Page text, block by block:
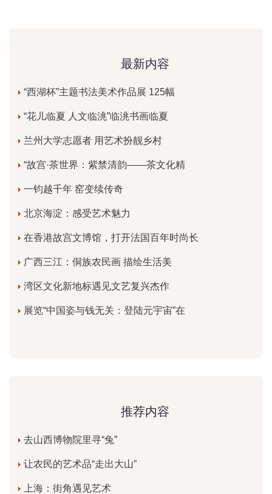
最新内容
“西湖杯”主题书法美术作品展 125幅
“花儿临夏 人文临洮”临洮书画临夏
兰州大学志愿者 用艺术扮靓乡村
“故宫·茶世界：紫禁清韵——茶文化精
一钧越千年 窑变续传奇
北京海淀：感受艺术魅力
在香港故宫文博馆，打开法国百年时尚长
广西三江：侗族农民画 描绘生活美
湾区文化新地标遇见文艺复兴杰作
展览“中国姿与钱无关：登陆元宇宙”在
推荐内容
去山西博物院里寻“兔”
让农民的艺术品“走出大山”
上海：街角遇见艺术